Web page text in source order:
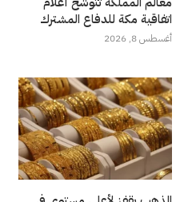
اتفاقية مكة للدفاع المشترك
أغسطس 8, 2026